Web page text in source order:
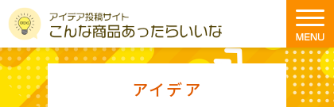
アイデア